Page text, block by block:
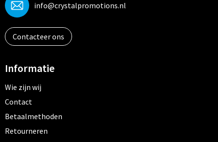
info@crystalpromotions.nl
Contacteer ons
Informatie
Wie zijn wij
Contact
Betaalmethoden
Retourneren